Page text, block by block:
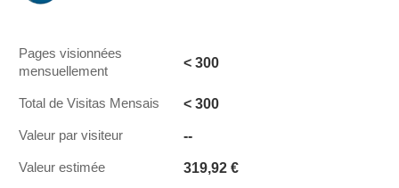
Pages visionnées
mensuellement
< 300
Total de Visitas Mensais < 300
Valeur par visiteur --
Valeur estimée 319,92 €